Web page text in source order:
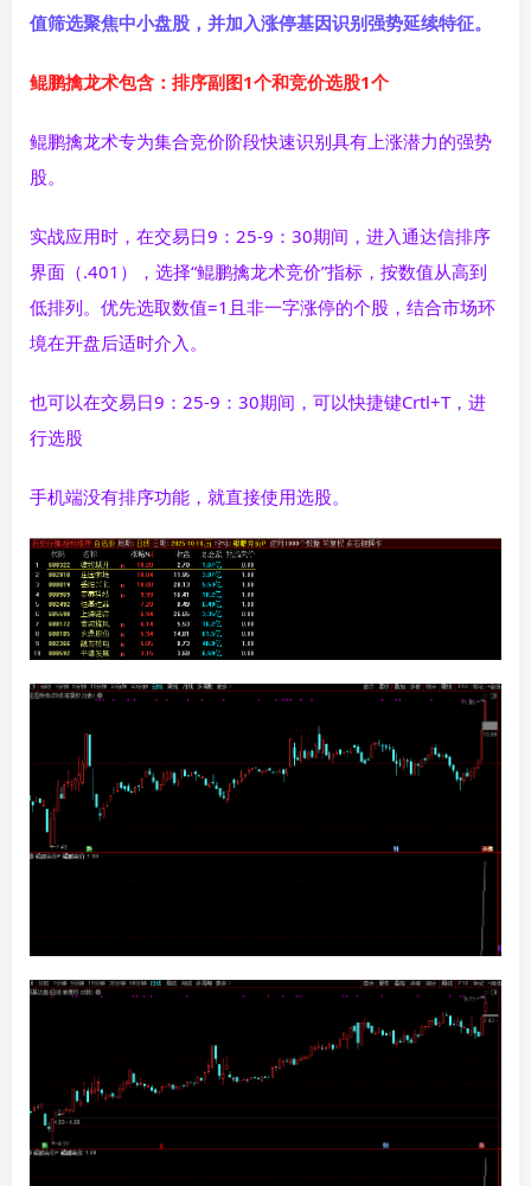
值筛选聚焦中小盘股，并加入涨停基因识别强势延续特征。
鲲鹏擒龙术包含：排序副图1个和竞价选股1个
鲲鹏擒龙术专为集合竞价阶段快速识别具有上涨潜力的强势
股。
实战应用时，在交易日9：25-9：30期间，进入通达信排序
界面（.401），选择“鲲鹏擒龙术竞价”指标，按数值从高到
低排列。优先选取数值=1且非一字涨停的个股，结合市场环
境在开盘后适时介入。
也可以在交易日9：25-9：30期间，可以快捷键Crtl+T，进
行选股
手机端没有排序功能，就直接使用选股。